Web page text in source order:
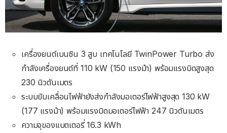
เครื่องยนต์เบนซิน 3 สูบ เทคโนโลยี TwinPower Turbo ส่ง
กำลังเครื่องยนต์ที่ 110 kW (150 แรงม้า) พร้อมแรงบิดสูงสุด
230 นิวตันเมตร
ระบบขับเคลื่อนไฟฟ้ายังส่งกำลังมอเตอร์ไฟฟ้าสูงสุด 130 kW
(177 แรงม้า) พร้อมแรงบิดมอเตอร์ไฟฟ้า 247 นิวตันเมตร
ความจุของแบตเตอรี่ 16.3 kWh